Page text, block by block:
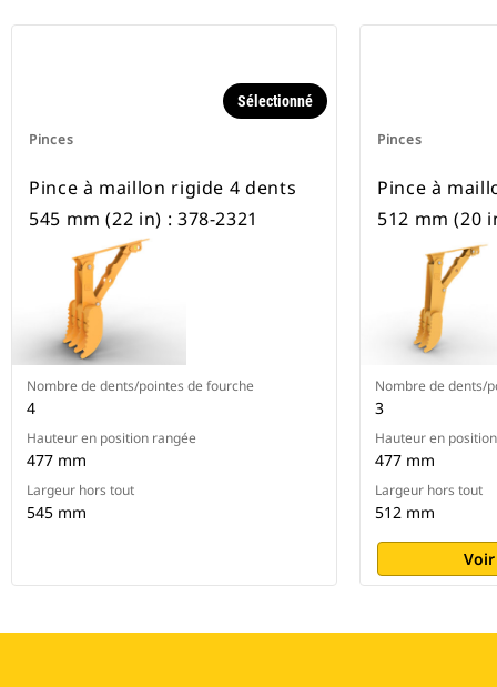
Pinces
Sélectionné
Pince à maillon rigide 4 dents
545 mm (22 in) : 378-2321
Nombre de dents/pointes de fourche
4
Hauteur en position rangée
477 mm
Largeur hors tout
545 mm
Pinces
Pince à
512 mm (20
Nombre de dents/
3
Hauteur en
477 mm
Largeur hors tout
512 mm